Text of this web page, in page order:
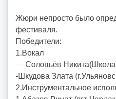
Жюри непросто было
фестиваля.
Победители:
1.Вокал
— Соловьëв Никита(Школа
-Шкудова Злата
2.Инструментальное